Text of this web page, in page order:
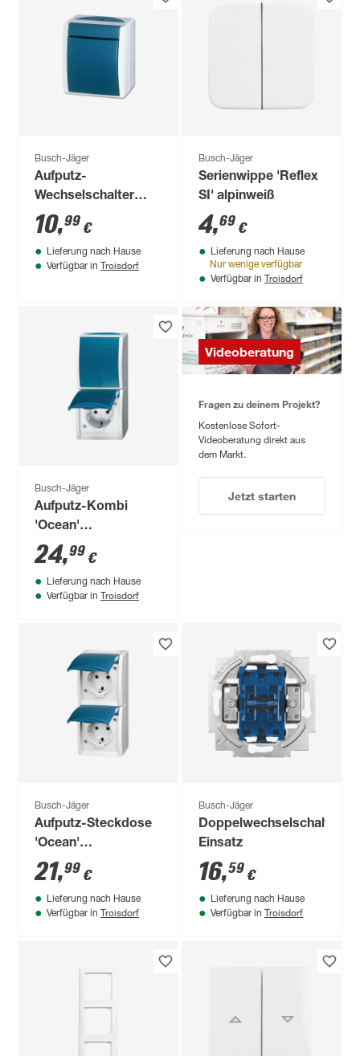
Busch-Jäger
Aufputz-
Wechselschalter
'Ocean'
grau/blaugrün
10,99 €
Lieferung nach Hause
Verfügbar in Troisdorf
Busch-Jäger
Serienwippe 'Reflex
SI' alpinweiß
4,69 €
Lieferung nach Hause
Nur wenige verfügbar
Verfügbar in Troisdorf
Busch-Jäger
Aufputz-Kombi
'Ocean'
grau/blaugrün
Steckdose/Schalter
mit Klappdeckel
24,99 €
Lieferung nach Hause
Verfügbar in Troisdorf
Videoberatung
Fragen zu deinem Projekt?
Kostenlose Sofort-
Videoberatung direkt aus
dem Markt.
Jetzt starten
Busch-Jäger
Aufputz-Steckdose
'Ocean'
grau/blaugrün 2-
fach mit
Klappdeckel
21,99 €
Lieferung nach Hause
Verfügbar in Troisdorf
Busch-Jäger
Doppelwechselschalter
Einsatz
16,59 €
Lieferung nach Hause
Verfügbar in Troisdorf